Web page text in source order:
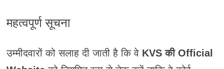
महत्वपूर्ण सूचना
उम्मीदवारों को सलाह दी जाती है कि वे KVS की Official